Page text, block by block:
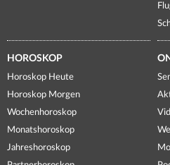
HOROSKOP
Horoskop Heute
Horoskop Morgen
Wochenhoroskop
Monatshoroskop
Jahreshoroskop